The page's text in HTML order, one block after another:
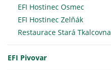
EFI Hostinec Osmec
EFI Hostinec Zelňák
Restaurace Stará Tkalcovna
EFI Pivovar